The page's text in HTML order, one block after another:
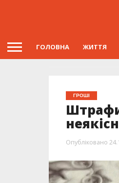
ГОЛОВНА ЖИТТЯ
ГРОШІ
Штрафи
Опубліковано